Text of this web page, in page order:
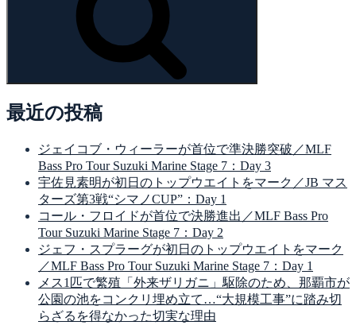
最近の投稿
ジェイコブ・ウィーラーが首位で準決勝突破／MLF
Bass Pro Tour Suzuki Marine Stage 7：Day 3
宇佐見素明が初日のトップウエイトをマーク／JB マス
ターズ第3戦“シマノCUP”：Day 1
コール・フロイドが首位で決勝進出／MLF Bass Pro
Tour Suzuki Marine Stage 7：Day 2
ジェフ・スプラーグが初日のトップウエイトをマーク
／MLF Bass Pro Tour Suzuki Marine Stage 7：Day 1
メス1匹で繁殖「外来ザリガニ」駆除のため、那覇市が
公園の池をコンクリ埋め立て…“大規模工事”に踏み切
らざるを得なかった切実な理由